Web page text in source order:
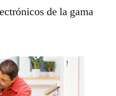
de la gama